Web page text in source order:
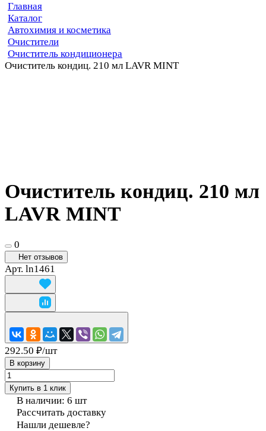
Главная
Каталог
Автохимия и косметика
Очистители
Очиститель кондиционера
Очиститель кондиц. 210 мл LAVR MINT
Очиститель кондиц. 210 мл
LAVR MINT
0
Нет отзывов
Арт. ln1461
292.50 ₽/шт
В корзину
Купить в 1 клик
В наличии: 6 шт
Рассчитать доставку
Нашли дешевле?